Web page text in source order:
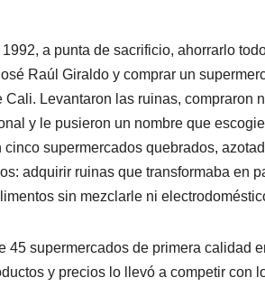
a punta de sacrificio, ahorrarlo
Raúl Giraldo y comprar un
Cali. Levantaron las ruinas, compraron
y le pusieron un nombre que
cinco supermercados quebrados,
adquirir ruinas que transformaba en
sin mezclarle ni
45 supermercados de primera calidad
y precios lo llevó a competir con